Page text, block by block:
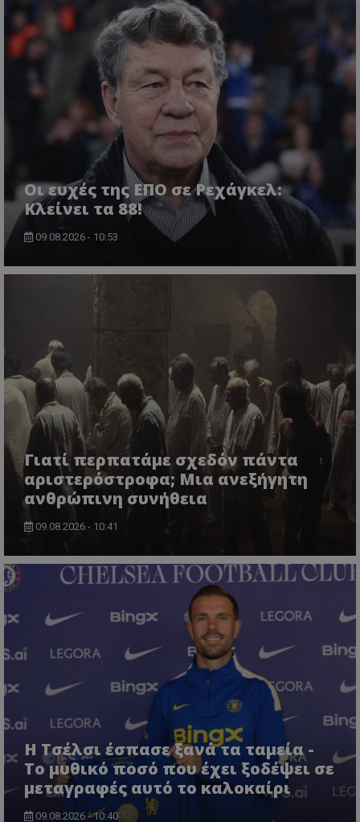
Οι ευχές της ΕΠΟ σε Ρεχάγκελ:
Κλείνει τα 88!
09.08.2026 - 10:53
Γιατί περπατάμε σχεδόν πάντα
αριστερόστροφα; Μια ανεξήγητη
ανθρώπινη συνήθεια
09.08.2026 - 10:41
Η Τσέλσι έσπασε ξανά τα ταμεία -
Το μυθικό ποσό που έχει ξοδέψει σε
μεταγραφές αυτό το καλοκαίρι
09.08.2026 - 10:40